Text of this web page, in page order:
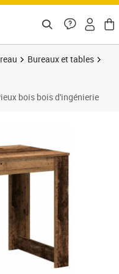
Bureaux et tables
bois bois d'ingénierie